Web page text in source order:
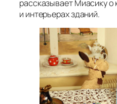
рассказывает Миасику
и интерьерах зданий.